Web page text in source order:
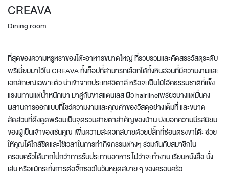
CREAVA
Dining room
ที่สุดของความหรูหราของโต๊ะอาหารขนาดใหญ่ ที่รวบรวมและคัดสรรวัสดุระดับ
พรีเมี่ยมมาไว้ใน CREAVA ทั้งท็อปที่สามารถเลือกได้ทั้งหินอ่อนที่มีความงามและ
เอกลักษณ์เฉพาะตัว นำเข้าจากประเทศอิตาลี หรือจะเป็นไม้โอ๊คธรรมชาติที่แข็ง
แรงนทานแต่น้ำหนักเบา มาคู่กับขาสแตนเลส ผิว hairlineเพรียวบางแต่มั่นคง
ผสานการออกแบบที่โชว์ความงามและคุณค่าของวัสดุอย่างเต็มที่ และขนาด
สัดส่วนที่ดึงดูดพร้อมเป็นจุดรวมสายตาสำคัญของบ้าน บ่งบอกความมีรสนิยม
ของผู้เป็นเจ้าของเช่นคุณ เพิ่มความสะดวกสบายด้วยปลั๊กที่ซ่อนตรงขาโต๊ะ ช่วย
ให้คุณได้ใกล้ชิดและใช้เวลาในการทำกิจกรรมต่างๆ ร่วมกันกับสมาชิกใน
ครอบครัวได้มากไปกว่าการรับประทานอาหาร ไม่ว่าจะทำงาน เรียนหนังสือ นั่ง
เล่น หรือแม้กระทั่งการต่อจิ๊กซอว์ในวันหยุดสบาย ๆ ของครอบครัว